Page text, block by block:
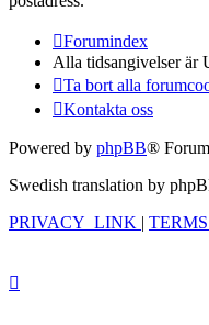
Forumindex
Alla tidsangivelser är
Ta bort alla
Kontakta oss
Powered by phpBB®
Swedish translation by
PRIVACY_LINK |